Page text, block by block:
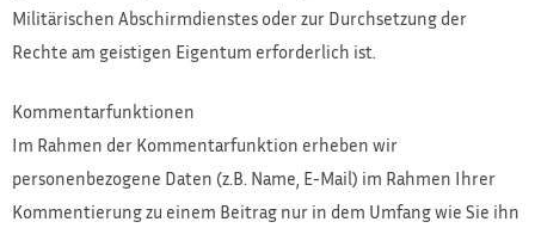
Militärischen Abschirmdienstes oder zur Durchsetzung der
Rechte am geistigen Eigentum erforderlich ist.
Kommentarfunktionen
Im Rahmen der Kommentarfunktion erheben wir
personenbezogene Daten (z.B. Name, E-Mail) im Rahmen Ihrer
Kommentierung zu einem Beitrag nur in dem Umfang wie Sie ihn